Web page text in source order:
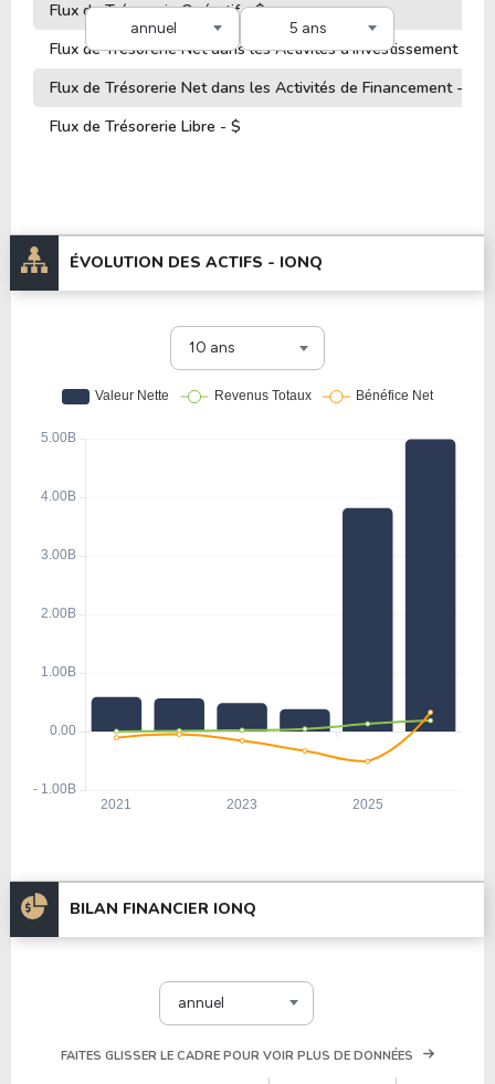
annuel 5 ans
Flux de Trésorerie Opératif - $
Flux de Trésorerie Net dans les Activités d'Investissement - $
Flux de Trésorerie Net dans les Activités de Financement - $
Flux de Trésorerie Libre - $
ÉVOLUTION DES ACTIFS - IONQ
10 ans
BILAN FINANCIER IONQ
annuel
FAITES GLISSER LE CADRE POUR VOIR PLUS DE DONNÉES